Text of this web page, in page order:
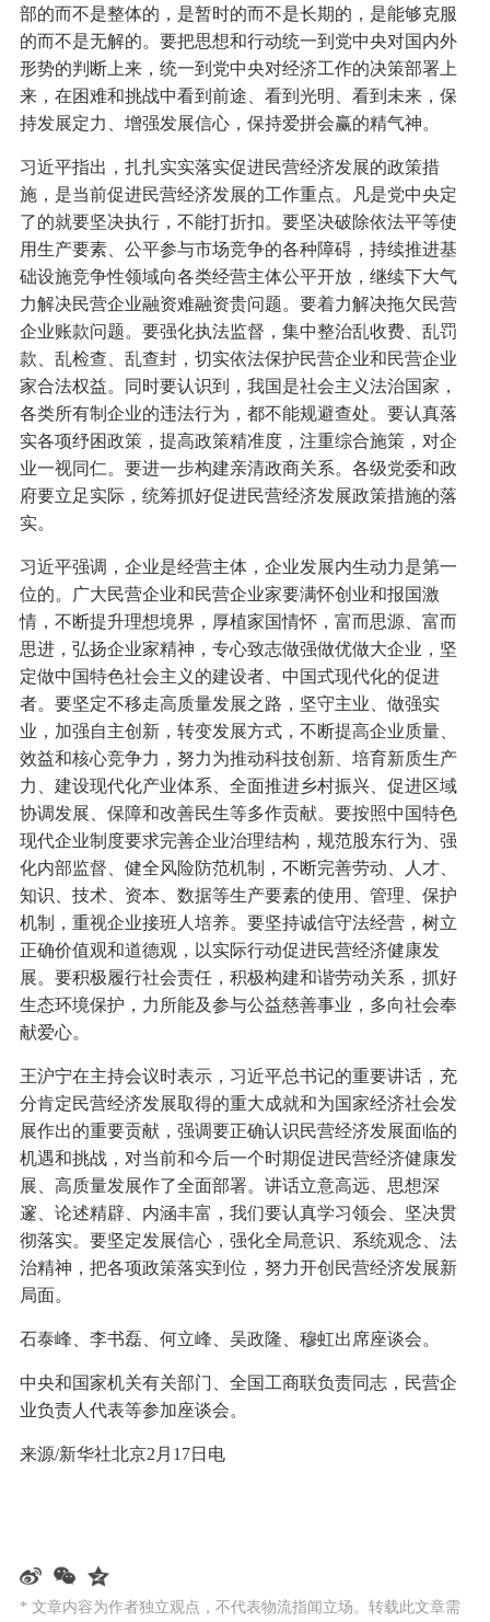
部的而不是整体的，是暂时的而不是长期的，是能够克服
的而不是无解的。要把思想和行动统一到党中央对国内外
形势的判断上来，统一到党中央对经济工作的决策部署上
来，在困难和挑战中看到前途、看到光明、看到未来，保
持发展定力、增强发展信心，保持爱拼会赢的精气神。
习近平指出，扎扎实实落实促进民营经济发展的政策措
施，是当前促进民营经济发展的工作重点。凡是党中央定
了的就要坚决执行，不能打折扣。要坚决破除依法平等使
用生产要素、公平参与市场竞争的各种障碍，持续推进基
础设施竞争性领域向各类经营主体公平开放，继续下大气
力解决民营企业融资难融资贵问题。要着力解决拖欠民营
企业账款问题。要强化执法监督，集中整治乱收费、乱罚
款、乱检查、乱查封，切实依法保护民营企业和民营企业
家合法权益。同时要认识到，我国是社会主义法治国家，
各类所有制企业的违法行为，都不能规避查处。要认真落
实各项纾困政策，提高政策精准度，注重综合施策，对企
业一视同仁。要进一步构建亲清政商关系。各级党委和政
府要立足实际，统筹抓好促进民营经济发展政策措施的落
实。
习近平强调，企业是经营主体，企业发展内生动力是第一
位的。广大民营企业和民营企业家要满怀创业和报国激
情，不断提升理想境界，厚植家国情怀，富而思源、富而
思进，弘扬企业家精神，专心致志做强做优做大企业，坚
定做中国特色社会主义的建设者、中国式现代化的促进
者。要坚定不移走高质量发展之路，坚守主业、做强实
业，加强自主创新，转变发展方式，不断提高企业质量、
效益和核心竞争力，努力为推动科技创新、培育新质生产
力、建设现代化产业体系、全面推进乡村振兴、促进区域
协调发展、保障和改善民生等多作贡献。要按照中国特色
现代企业制度要求完善企业治理结构，规范股东行为、强
化内部监督、健全风险防范机制，不断完善劳动、人才、
知识、技术、资本、数据等生产要素的使用、管理、保护
机制，重视企业接班人培养。要坚持诚信守法经营，树立
正确价值观和道德观，以实际行动促进民营经济健康发
展。要积极履行社会责任，积极构建和谐劳动关系，抓好
生态环境保护，力所能及参与公益慈善事业，多向社会奉
献爱心。
王沪宁在主持会议时表示，习近平总书记的重要讲话，充
分肯定民营经济发展取得的重大成就和为国家经济社会发
展作出的重要贡献，强调要正确认识民营经济发展面临的
机遇和挑战，对当前和今后一个时期促进民营经济健康发
展、高质量发展作了全面部署。讲话立意高远、思想深
邃、论述精辟、内涵丰富，我们要认真学习领会、坚决贯
彻落实。要坚定发展信心，强化全局意识、系统观念、法
治精神，把各项政策落实到位，努力开创民营经济发展新
局面。
石泰峰、李书磊、何立峰、吴政隆、穆虹出席座谈会。
中央和国家机关有关部门、全国工商联负责同志，民营企
业负责人代表等参加座谈会。
来源/新华社北京2月17日电
* 文章内容为作者独立观点，不代表物流指闻立场。转载此文章需